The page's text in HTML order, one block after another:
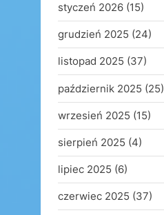
styczeń 2026 (15)
grudzień 2025 (24)
listopad 2025 (37)
październik 2025 (25)
wrzesień 2025 (15)
sierpień 2025 (4)
lipiec 2025 (6)
czerwiec 2025 (37)